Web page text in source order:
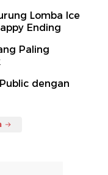
Lomba Ice
Ending
Paling
dengan